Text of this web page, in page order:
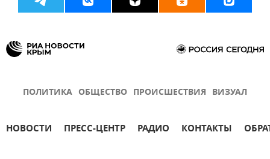
ПОЛИТИКА ОБЩЕСТВО ПРОИСШЕСТВИЯ ВИЗУАЛ
НОВОСТИ ПРЕСС-ЦЕНТР РАДИО КОНТАКТЫ